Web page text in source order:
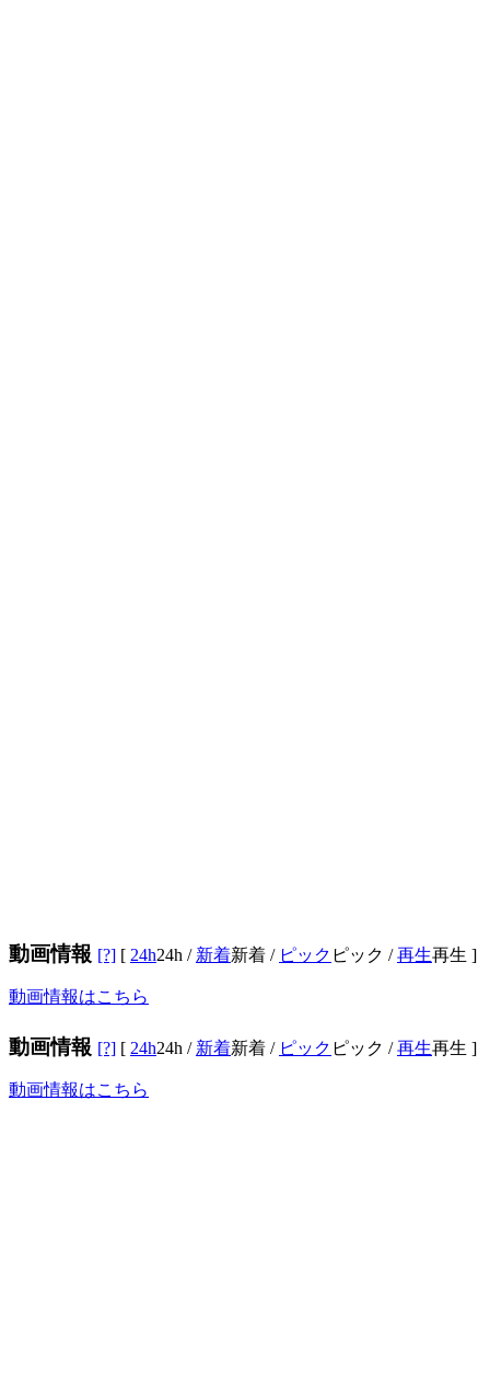
動画情報 [?] [ 24h24h / 新着新着 / ピック ピック /再生再生 ]
動画情報はこちら
動画情報 [?] [ 24h24h / 新着新着 / ピック ピック /再生再生 ]
動画情報はこちら